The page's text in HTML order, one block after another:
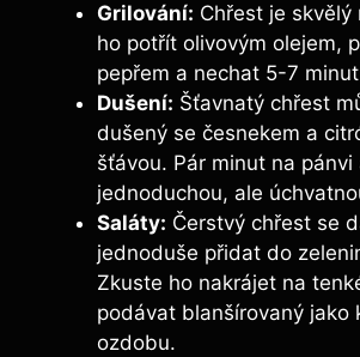
Grilování: Chřest je skvělý
ho potřít olivovým olejem,
pepřem a nechat 5-7
Dušení: Šťavnatý chřest
dušený se česnekem a
šťávou. Pár minut na pánvi
jednoduchou, ale
Saláty: Čerstvý chřest se
jednoduše přidat do
Zkuste ho nakrájet na
podávat blanšírovaný jako
ozdobu.